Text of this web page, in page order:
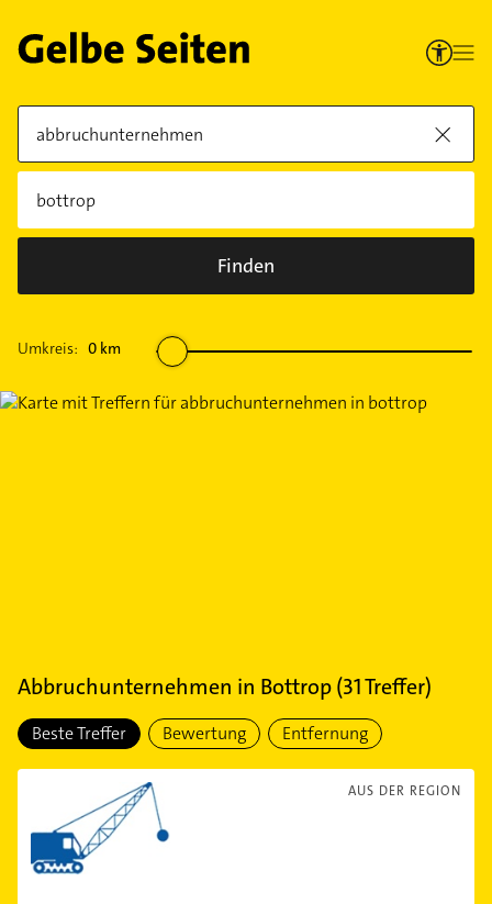
Finden
Umkreis: 0 km
Abbruchunternehmen in Bottrop(31Treffer)
Beste Treffer Bewertung Entfernung
AUS DER REGION